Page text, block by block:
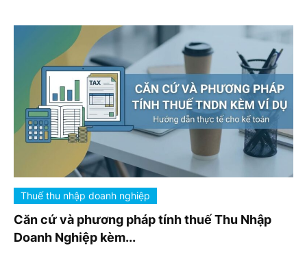
Thuế thu nhập doanh nghiệp
Căn cứ và phương pháp tính thuế Thu Nhập
Doanh Nghiệp kèm...